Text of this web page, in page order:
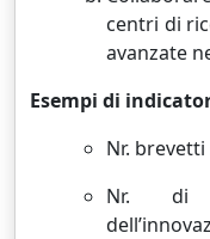
centri di
avanzate
Esempi di
Nr.
Nr. di